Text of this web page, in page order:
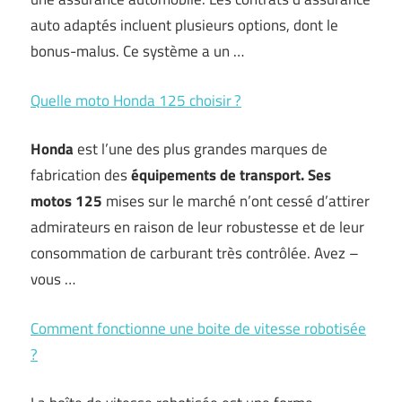
auto adaptés incluent plusieurs options, dont le
bonus-malus. Ce système a un …
Quelle moto Honda 125 choisir ?
Hondaest l’une des plus grandes marques de
fabrication deséquipements de transport.Ses
motos 125 mises sur le marché n’ont cessé d’attirer
admirateurs en raison de leur robustesse et de leur
consommation de carburant très contrôlée. Avez –
vous …
Comment fonctionne une boite de vitesse robotisée
?